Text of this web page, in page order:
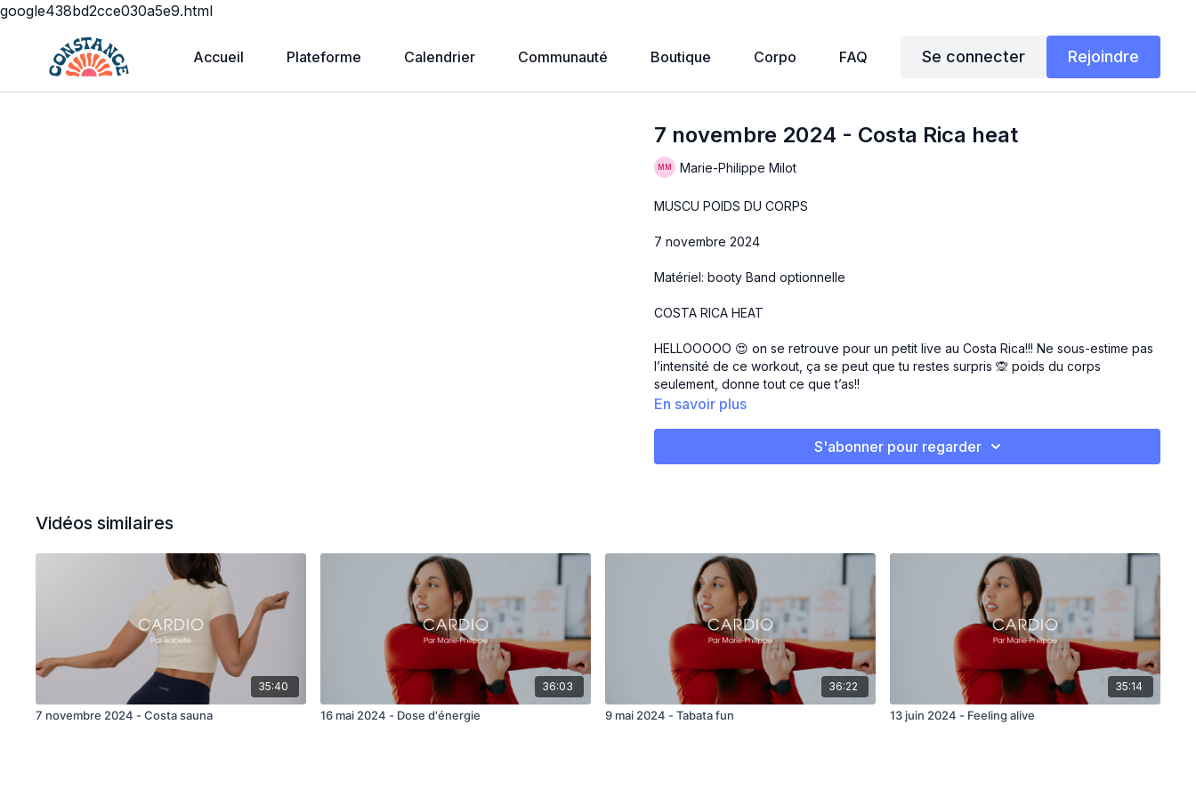
google438bd2cce030a5e9.html
Accueil Plateforme Calendrier Communauté Boutique Corpo FAQ Se connecter Rejoindre
7 novembre 2024 - Costa Rica heat
Marie-Philippe Milot
MUSCU POIDS DU CORPS
7 novembre 2024
Matériel: booty Band optionnelle
COSTA RICA HEAT
HELLOOOOO 😍 on se retrouve pour un petit live au Costa Rica!!! Ne sous-estime pas
l’intensité de ce workout, ça se peut que tu restes surpris 🙊 poids du corps
seulement, donne tout ce que t’as!!
- Back lunge Curtsy
- glute bridge pulse
Circuit 2:
- Plank to Bear
- push up downdog
En savoir plus
S'abonner pour regarder
Vidéos similaires
35:40
7 novembre 2024 - Costa sauna
36:03
16 mai 2024 - Dose d'énergie
36:22
9 mai 2024 - Tabata fun
35:14
13 juin 2024 - Feeling alive